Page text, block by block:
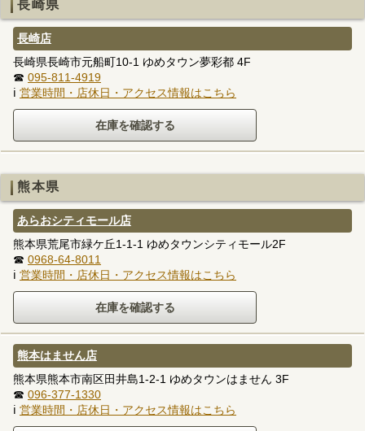
長崎県
長崎店
長崎県長崎市元船町10-1 ゆめタウン夢彩都 4F
☎ 095-811-4919
ℹ 営業時間・店休日・アクセス情報はこちら
熊本県
あらおシティモール店
熊本県荒尾市緑ケ丘1-1-1 ゆめタウンシティモール2F
☎ 0968-64-8011
ℹ 営業時間・店休日・アクセス情報はこちら
熊本はません店
熊本県熊本市南区田井島1-2-1 ゆめタウンはません 3F
☎ 096-377-1330
ℹ 営業時間・店休日・アクセス情報はこちら